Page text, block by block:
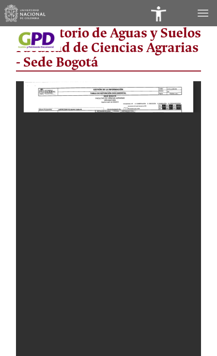
de
Accesibilidad
Laboratorio de Aguas y Suelos
Facultad de Ciencias Agrarias
- Sede Bogotá